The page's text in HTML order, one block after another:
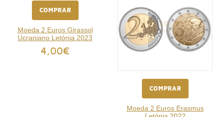
COMPRAR
Moeda 2 Euros Girassol
Ucraniano Letónia 2023
4,00€
COMPRAR
Moeda 2 Euros Erasmus